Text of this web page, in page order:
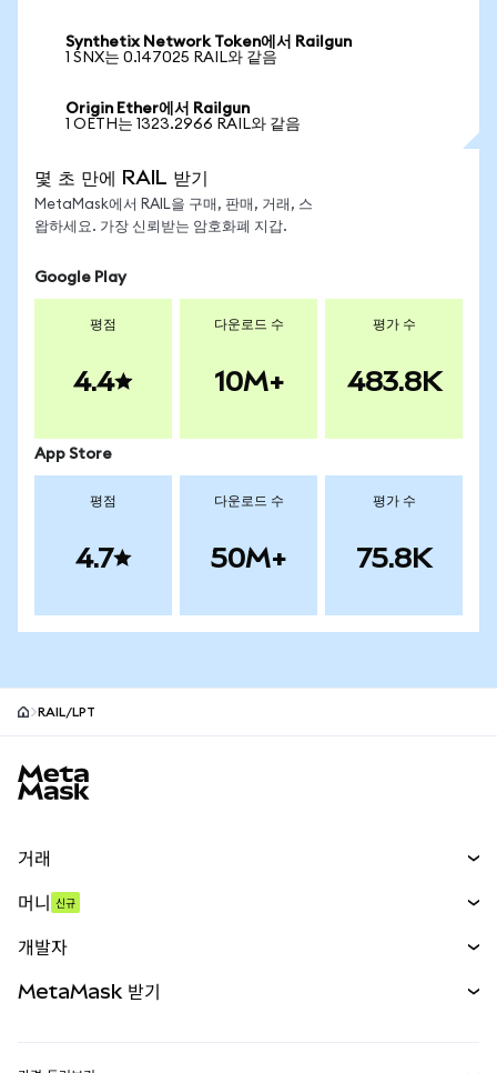
Synthetix Network Token에서 Railgun
1 SNX는 0.147025 RAIL와 같음
Origin Ether에서 Railgun
1 OETH는 1323.2966 RAIL와 같음
몇 초 만에 RAIL 받기
MetaMask에서 RAIL을 구매, 판매, 거래, 스
왑하세요. 가장 신뢰받는 암호화폐 지갑.
Google Play
평점
4.4
다운로드 수
10M+
평가 수
483.8K
App Store
평점
4.7
다운로드 수
50M+
평가 수
75.8K
RAIL/LPT
거래
무기한 선물
실물자산
머니 신규
개발자
MetaMask 받기